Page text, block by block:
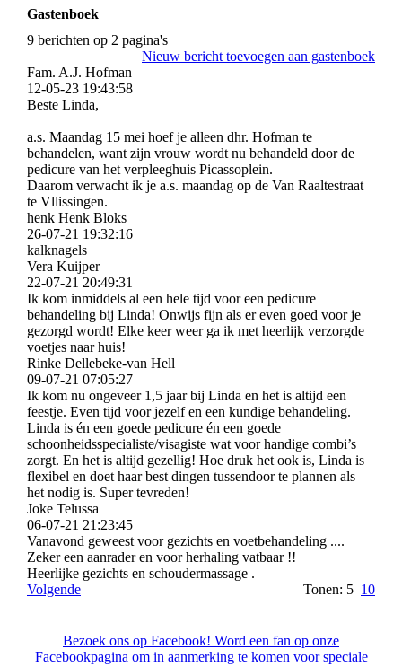
Gastenboek
9 berichten op 2 pagina's
Nieuw bericht toevoegen aan gastenboek
Fam. A.J. Hofman
12-05-23 19:43:58
Beste Linda,
a.s. Maandag 15 mei hoef je alleen dhr. Hofman te
behandelen, want zijn vrouw wordt nu behandeld door de
pedicure van het verpleeghuis Picassoplein.
Daarom verwacht ik je a.s. maandag op de Van Raaltestraat
te Vllissingen.
henk Henk Bloks
26-07-21 19:32:16
kalknagels
Vera Kuijper
22-07-21 20:49:31
Ik kom inmiddels al een hele tijd voor een pedicure
behandeling bij Linda! Onwijs fijn als er even goed voor je
gezorgd wordt! Elke keer weer ga ik met heerlijk verzorgde
voetjes naar huis!
Rinke Dellebeke-van Hell
09-07-21 07:05:27
Ik kom nu ongeveer 1,5 jaar bij Linda en het is altijd een
feestje. Even tijd voor jezelf en een kundige behandeling.
Linda is én een goede pedicure én een goede
schoonheidsspecialiste/­visagiste wat voor handige combi’s
zorgt. En het is altijd gezellig! Hoe druk het ook is, Linda is
flexibel en doet haar best dingen tussendoor te plannen als
het nodig is. Super tevreden!
Joke Telussa
06-07-21 21:23:45
Vanavond geweest voor gezichts en voetbehandeling ....
Zeker een aanrader en voor herhaling vatbaar !!
Heerlijke gezichts en schoudermassage .
Volgende
Tonen: 5 10
Bezoek ons op Facebook! Word een fan op onze
Facebookpagina om in aanmerking te komen voor speciale